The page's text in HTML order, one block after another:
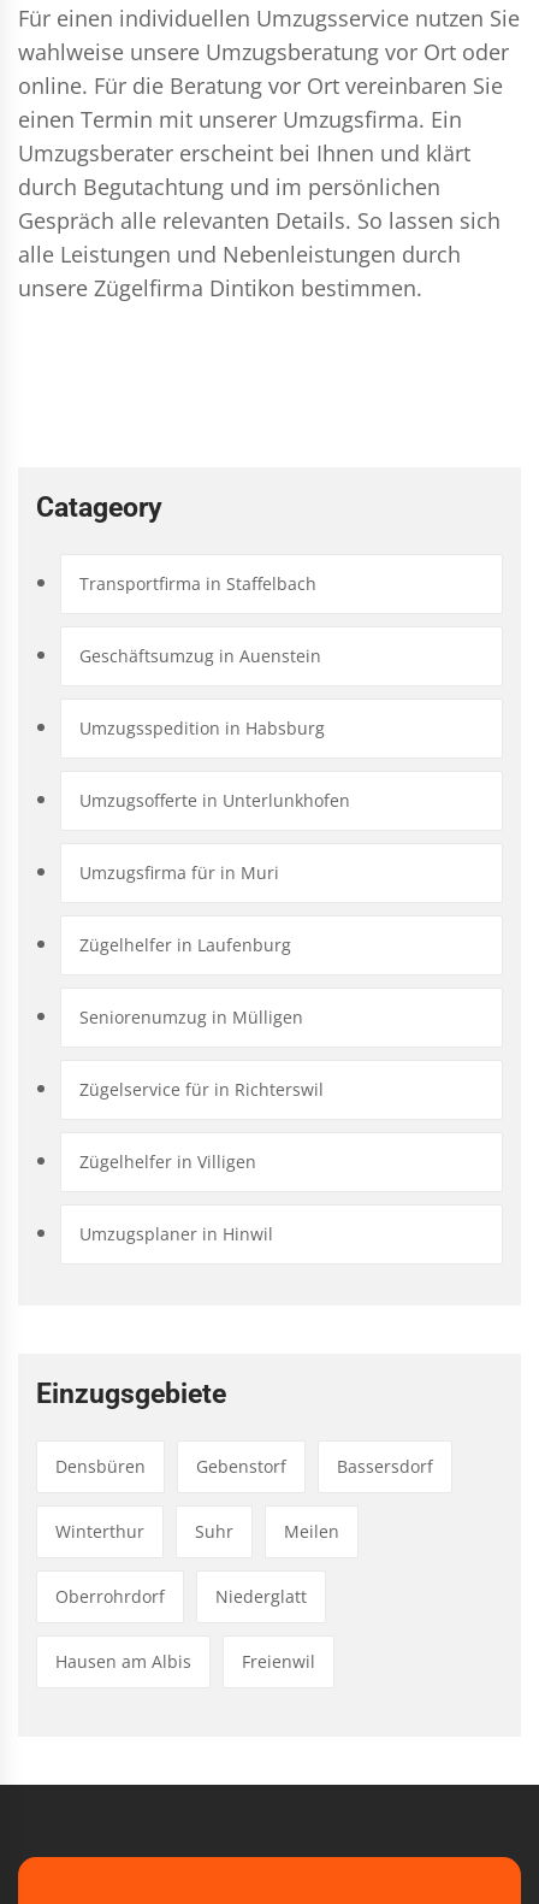
Für einen individuellen Umzugsservice nutzen Sie
wahlweise unsere Umzugsberatung vor Ort oder
online. Für die Beratung vor Ort vereinbaren Sie
einen Termin mit unserer Umzugsfirma. Ein
Umzugsberater erscheint bei Ihnen und klärt
durch Begutachtung und im persönlichen
Gespräch alle relevanten Details. So lassen sich
alle Leistungen und Nebenleistungen durch
unsere Zügelfirma Dintikon bestimmen.
Catageory
Transportfirma in Staffelbach
Geschäftsumzug in Auenstein
Umzugsspedition in Habsburg
Umzugsofferte in Unterlunkhofen
Umzugsfirma für in Muri
Zügelhelfer in Laufenburg
Seniorenumzug in Mülligen
Zügelservice für in Richterswil
Zügelhelfer in Villigen
Umzugsplaner in Hinwil
Einzugsgebiete
Densbüren Gebenstorf Bassersdorf
Winterthur Suhr Meilen
Oberrohrdorf Niederglatt
Hausen am Albis Freienwil